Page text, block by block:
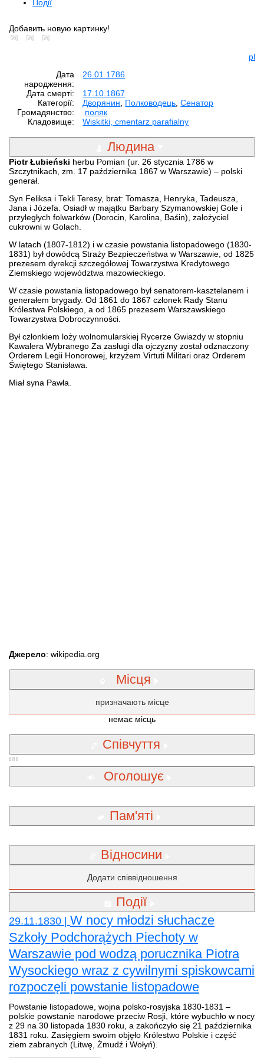
Події
Добавить новую картинку!
pl
Дата
народження:
26.01.1786
Дата смерті:
17.10.1867
Категорії:
Дворянин Полководець ,Сенатор
Громадянство:
поляк
Кладовище:
Wiskitki, cmentarz parafialny
Людина
Piotr Łubieński herbu Pomian (ur. 26 stycznia 1786 w
Szczytnikach, zm. 17 października 1867 w Warszawie) – polski
generał.
Syn Feliksa i Tekli Teresy, brat: Tomasza, Henryka, Tadeusza,
Jana i Józefa. Osiadł w majątku Barbary Szymanowskiej Gole i
przyległych folwarków (Dorocin, Karolina, Baśin), założyciel
cukrowni w Golach.
W latach (1807-1812) i w czasie powstania listopadowego (1830-
1831) był dowódcą Straży Bezpieczeństwa w Warszawie, od 1825
prezesem dyrekcji szczegółowej Towarzystwa Kredytowego
Ziemskiego województwa mazowieckiego.
W czasie powstania listopadowego był senatorem-kasztelanem i
generałem brygady. Od 1861 do 1867 członek Rady Stanu
Królestwa Polskiego, a od 1865 prezesem Warszawskiego
Towarzystwa Dobroczynności.
Był członkiem loży wolnomularskiej Rycerze Gwiazdy w stopniu
Kawalera Wybranego Za zasługi dla ojczyzny został odznaczony
Orderem Legii Honorowej, krzyżem Virtuti Militari oraz Orderem
Świętego Stanisława.
Miał syna Pawła.
Джерело: wikipedia.org
Місця
призначають місце
немає місць
Співчуття
Оголошує
Пам'яті
Відносини
Додати співвідношення
Події
29.11.1830 | W nocy młodzi słuchacze
Szkoły Podchorążych Piechoty w
Warszawie pod wodzą porucznika Piotra
Wysockiego wraz z cywilnymi spiskowcami
rozpoczęli powstanie listopadowe
Powstanie listopadowe, wojna polsko-rosyjska 1830-1831 –
polskie powstanie narodowe przeciw Rosji, które wybuchło w nocy
z 29 na 30 listopada 1830 roku, a zakończyło się 21 października
1831 roku. Zasięgiem swoim objęło Królestwo Polskie i część
ziem zabranych (Litwę, Żmudź i Wołyń).